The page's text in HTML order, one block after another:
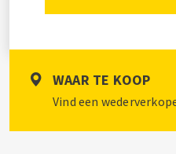
WAAR TE KOOP
Vind een